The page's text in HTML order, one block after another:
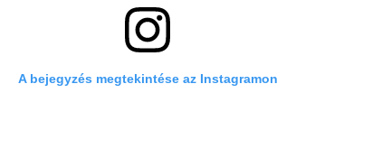
A bejegyzés megtekintése az Instagramon